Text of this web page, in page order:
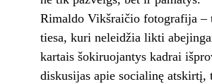
Rimaldo Vikšraičio fotografija –
tiesa, kuri neleidžia likti
kartais šokiruojantys kadrai
diskusijas apie socialinę atskirtį,